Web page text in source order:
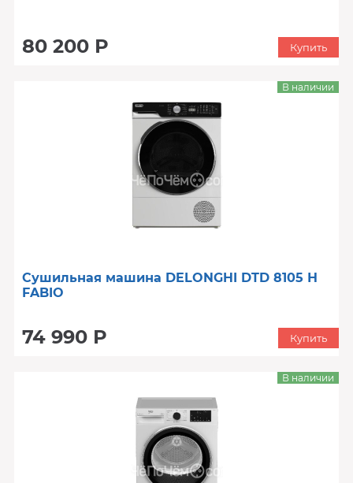
80 200 Р Купить
Сушильная машина DELONGHI DTD 8105 Н
FABIO
74 990 Р
В наличии
Купить
В наличии